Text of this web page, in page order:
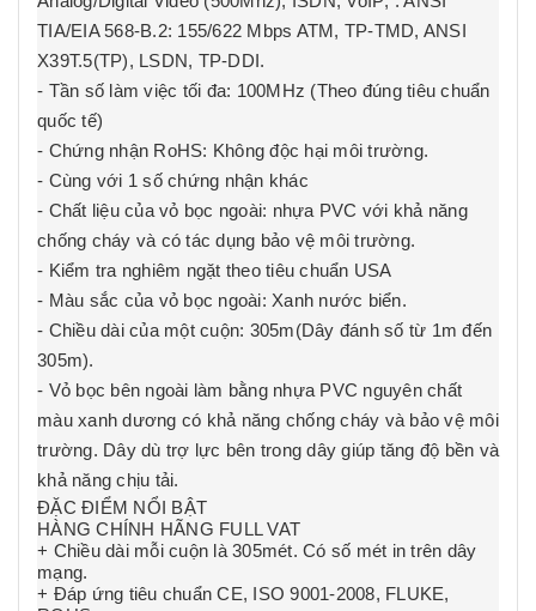
TIA/EIA 568-B.2: 155/622 Mbps ATM, TP-TMD, ANSI
X39T.5(TP), LSDN, TP-DDI.
- Tần số làm việc tối đa: 100MHz (Theo đúng tiêu chuẩn
quốc tế)
- Chứng nhận RoHS: Không độc hại môi trường.
- Cùng với 1 số chứng nhận khác
- Chất liệu của vỏ bọc ngoài: nhựa PVC với khả năng
chống cháy và có tác dụng bảo vệ môi trường.
- Kiểm tra nghiêm ngặt theo tiêu chuẩn USA
- Màu sắc của vỏ bọc ngoài: Xanh nước biển.
- Chiều dài của một cuộn: 305m(Dây đánh số từ 1m đến
305m).
- Vỏ bọc bên ngoài làm bằng nhựa PVC nguyên chất
màu xanh dương có khả năng chống cháy và bảo vệ môi
trường. Dây dù trợ lực bên trong dây giúp tăng độ bền và
khả năng chịu tải.
ĐẶC ĐIỂM NỔI BẬT
HÀNG CHÍNH HÃNG FULL VAT
+ Chiều dài mỗi cuộn là 305mét. Có số mét in trên dây
mạng.
+ Đáp ứng tiêu chuẩn CE, ISO 9001-2008, FLUKE,